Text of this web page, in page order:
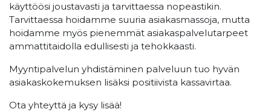
käyttöösi joustavasti ja tarvittaessa nopeastikin.
Tarvittaessa hoidamme suuria asiakasmassoja, mutta
hoidamme myös pienemmät asiakaspalvelutarpeet
ammattitaidolla edullisesti ja tehokkaasti.
Myyntipalvelun yhdistäminen palveluun tuo hyvän
asiakaskokemuksen lisäksi positiivista kassavirtaa.
Ota yhteyttä ja kysy lisää!